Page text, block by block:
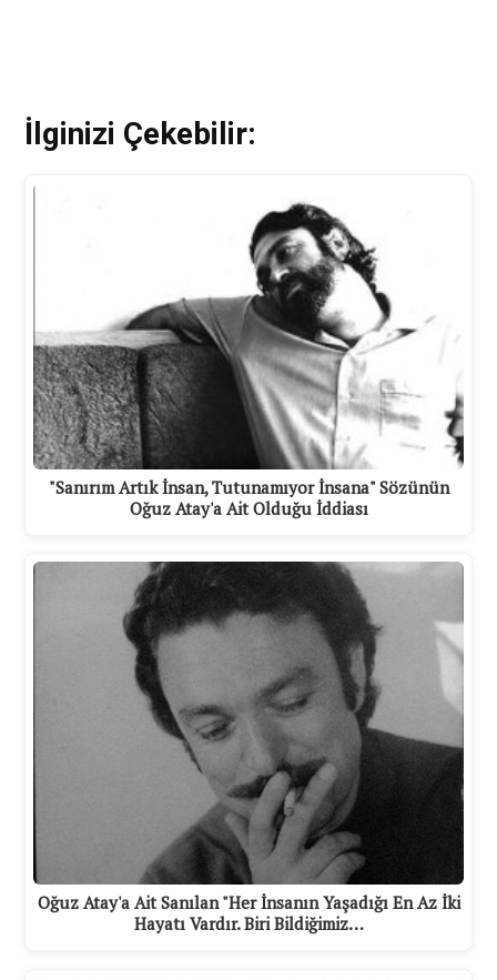
İlginizi Çekebilir:
"Sanırım Artık İnsan, Tutunamıyor İnsana" Sözünün
Oğuz Atay'a Ait Olduğu İddiası
Oğuz Atay'a Ait Sanılan "Her İnsanın Yaşadığı En Az İki
Hayatı Vardır. Biri Bildiğimiz…